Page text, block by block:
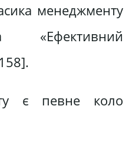
менеджменту
«Ефективний
є певне коло